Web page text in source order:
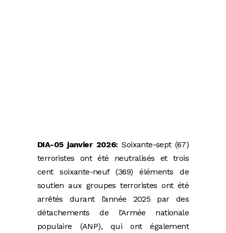
DIA-05 janvier 2026: Soixante-sept (67)
terroristes ont été neutralisés et trois
cent soixante-neuf (369) éléments de
soutien aux groupes terroristes ont été
arrêtés durant l’année 2025 par des
détachements de l’Armée nationale
populaire (ANP), qui ont également